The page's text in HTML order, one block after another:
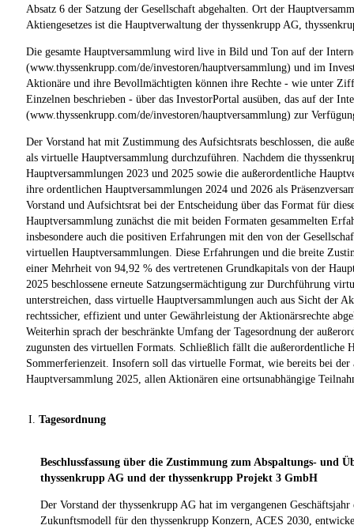
Absatz 6 der Satzung der Gesellschaft abgehalten. Ort der
Aktiengesetzes ist die Hauptverwaltung der thyssenkrupp AG,
Die gesamte Hauptversammlung wird live in Bild und Ton auf der
(www.thyssenkrupp.com/de/investoren/hauptversammlung) und im
Aktionäre und ihre Bevollmächtigten können ihre Rechte - wie unter
Einzelnen beschrieben - über das InvestorPortal ausüben, das auf der
(www.thyssenkrupp.com/de/investoren/hauptversammlung) zur
Der Vorstand hat mit Zustimmung des Aufsichtsrats beschlossen, die
als virtuelle Hauptversammlung durchzuführen. Nachdem die
Hauptversammlungen 2023 und 2025 sowie die außerordentliche
ihre ordentlichen Hauptversammlungen 2024 und 2026 als
Vorstand und Aufsichtsrat bei der Entscheidung über das Format für
Hauptversammlung zunächst die mit beiden Formaten gesammelten
insbesondere auch die positiven Erfahrungen mit den von der
virtuellen Hauptversammlungen. Diese Erfahrungen und die breite
einer Mehrheit von 94,92 % des vertretenen Grundkapitals von der
2025 beschlossene erneute Satzungsermächtigung zur Durchführung
unterstreichen, dass virtuelle Hauptversammlungen auch aus Sicht der
rechtssicher, effizient und unter Gewährleistung der Aktionärsrechte
Weiterhin sprach der beschränkte Umfang der Tagesordnung der
zugunsten des virtuellen Formats. Schließlich fällt die außerordentliche
Sommerferienzeit. Insofern soll das virtuelle Format, wie bereits bei der
Hauptversammlung 2025, allen Aktionären eine ortsunabhängige
I. Tagesordnung
Beschlussfassung über die Zustimmung zum Abspaltungs- und
thyssenkrupp AG und der thyssenkrupp Projekt 3 GmbH
Der Vorstand der thyssenkrupp AG hat im vergangenen Geschäftsjahr
Zukunftsmodell für den thyssenkrupp Konzern, ACES 2030,